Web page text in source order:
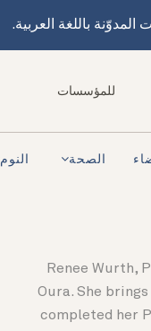
باللغة العربية.
للمؤسسات
النوم الصحة
Renee Wurth,
Oura. She
completed her